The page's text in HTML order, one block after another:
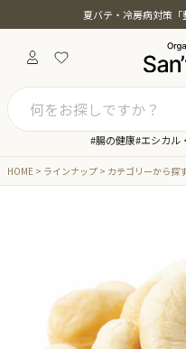
夏バテ・冷房病対策
#腸の健康#エシカル
HOME ラインナップ カテゴリーから探